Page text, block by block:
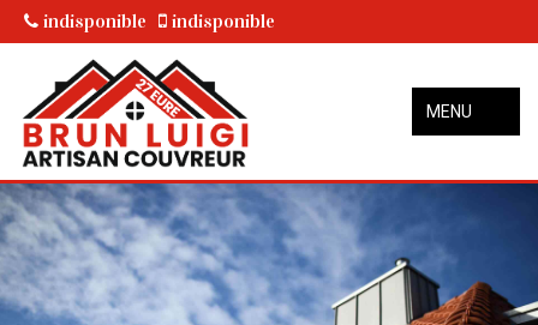
indisponible indisponible
MENU